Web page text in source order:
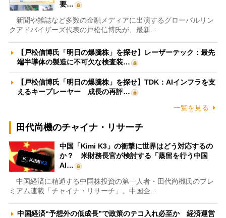
要…
新聞や雑誌など多数の金融メディアに出演するグローバルリン
クアドバイザーズ代表の戸松信博氏が、最新…
【戸松信博氏「明日の爆騰株」を探せ】レーザーテック：最先
端半導体の製造に不可欠な検査装…
【戸松信博氏「明日の爆騰株」を探せ】TDK：AIインフラを支
えるキープレーヤー 成長の再評…
一覧を見る
田代尚機のチャイナ・リサーチ
中国「Kimi K3」の衝撃に世界はどう対応するの
か？ 米財務長官が検討する「蒸留を行う中国
AI…
中国経済に精通する中国株投資の第一人者・田代尚機氏のプレ
ミアム連載「チャイナ・リサーチ」。中国企…
中国経済“予想外の低成長”で政策のテコ入れ必至か 経済運営